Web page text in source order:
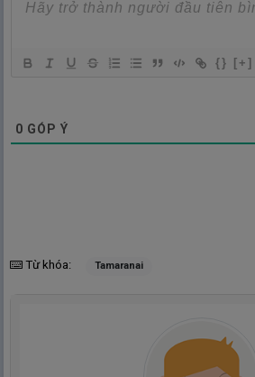
{} [+]
0 GÓP Ý
Từ khóa: Tamaranai